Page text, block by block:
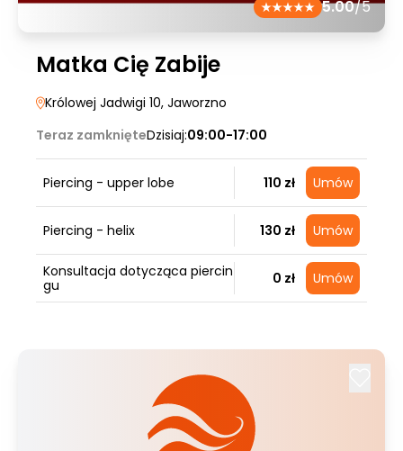
5.00/5
Matka Cię Zabije
Królowej Jadwigi 10, Jaworzno
Teraz zamknięteDzisiaj:09:00-17:00
Piercing - upper lobe 110 zł Umów
Piercing - helix 130 zł Umów
Konsultacja dotycząca piercin
gu
0 zł Umów